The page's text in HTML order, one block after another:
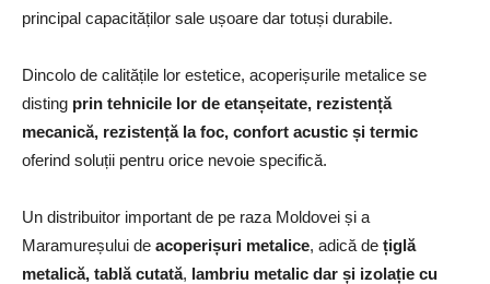
principal capacităților sale ușoare dar totuși durabile.
Dincolo de calitățile lor estetice, acoperișurile metalice se
disting prin tehnicile lor de etanșeitate, rezistență
mecanică, rezistență la foc, confort acustic și termic
oferind soluții pentru orice nevoie specifică.
Un distribuitor important de pe raza Moldovei și a
Maramureșului de acoperișuri metalice, adică de țiglă
metalică, tablă cutată, lambriu metalic dar și izolație cu